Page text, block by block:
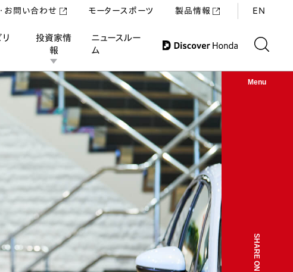
投資家情
報
ニュースルー
ム
お問い合わせ モータースポーツ 製品情報 EN
Menu
SHARE ON